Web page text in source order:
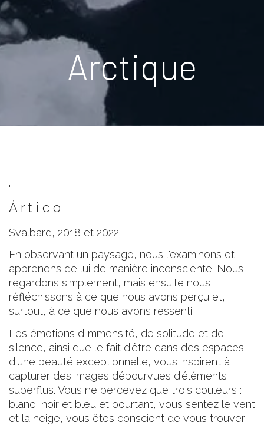
Arctique
'
Á r t i c o
Svalbard, 2018 et 2022.
En observant un paysage, nous l'examinons et
apprenons de lui de manière inconsciente. Nous
regardons simplement, mais ensuite nous
réfléchissons à ce que nous avons perçu et,
surtout, à ce que nous avons ressenti.
Les émotions d'immensité, de solitude et de
silence, ainsi que le fait d'être dans des espaces
d'une beauté exceptionnelle, vous inspirent à
capturer des images dépourvues d'éléments
superflus. Vous ne percevez que trois couleurs :
blanc, noir et bleu et pourtant, vous sentez le vent
et la neige, vous êtes conscient de vous trouver